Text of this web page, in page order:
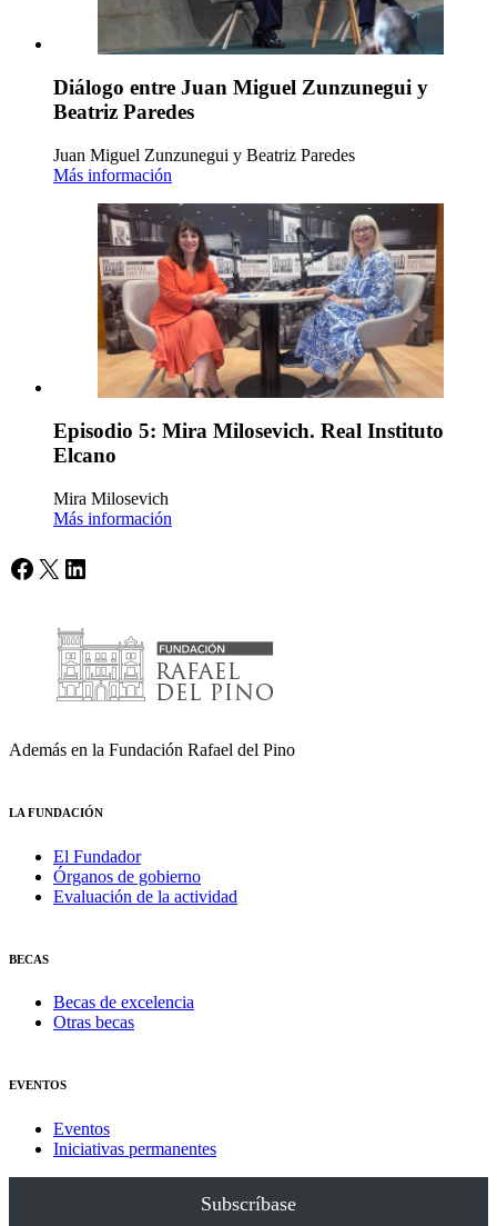
Diálogo entre Juan Miguel Zunzunegui y
Beatriz Paredes
Juan Miguel Zunzunegui y Beatriz Paredes
Más información
Episodio 5: Mira Milosevich. Real Instituto
Elcano
Mira Milosevich
Más información
Facebook
X LinkedIn
Además en la Fundación Rafael del Pino
LA FUNDACIÓN
El Fundador
Órganos de gobierno
Evaluación de la actividad
BECAS
Becas de excelencia
Otras becas
EVENTOS
Eventos
Iniciativas permanentes
Subscríbase